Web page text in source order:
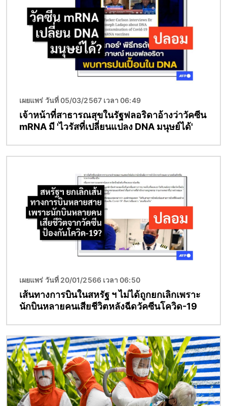
เผยแพร่ วันที่ 05/03/2567 เวลา 06:49
เจ้าหน้าที่สาธารณสุขในรัฐฟลอริดาอ้างว่าวัคซีน
mRNA มี 'ไวรัสที่เปลี่ยนแปลง DNA มนุษย์ได้'
เผยแพร่ วันที่ 20/01/2566 เวลา 06:50
เส้นทางการบินในสหรัฐ ฯ ไม่ได้ถูกยกเลิกเพราะ
นักบินหลายคนเสียชีวิตหลังฉีดวัคซีนโควิด-19
Image